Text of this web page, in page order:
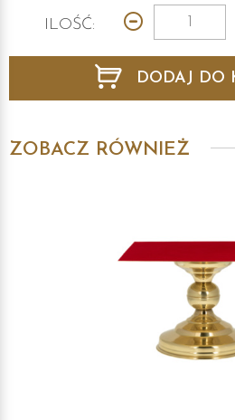
ILOŚĆ:
DODAJ DO
ZOBACZ RÓWNIEŻ